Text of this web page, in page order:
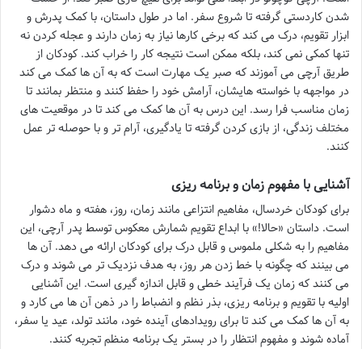
شدن کاردستی گرفته تا شروع سفر. اما در طول داستان، با کمک پدرش و
ابزار تقویم، درک می کند که برخی کارها نیاز به زمان دارند و عجله کردن نه
تنها کمکی نمی کند، بلکه ممکن است نتیجه کار را خراب کند. کودکان از
طریق آرچی می آموزند که صبر یک مهارت است که به آن ها کمک می کند
در مواجهه با خواسته هایشان، آرامش خود را حفظ کنند و منتظر بمانند تا
زمان مناسب فرا رسد. این درس به آن ها کمک می کند تا در موقعیت های
مختلف زندگی، از بازی کردن گرفته تا یادگیری، آرام تر و با حوصله تر عمل
کنند.
آشنایی با مفهوم زمان و برنامه ریزی
برای کودکان خردسال، مفاهیم انتزاعی مانند زمان، روز، هفته و ماه دشوار
است. داستان «حالا!» با ابداع تقویم شمارش معکوس توسط پدر آرچی، این
مفاهیم را به شکلی ملموس و قابل درک برای کودکان ارائه می دهد. آن ها
می بینند که چگونه با خط زدن هر روز، به هدف نزدیک تر می شوند و درک
می کنند که زمان یک فرآیند خطی و قابل اندازه گیری است. این آشنایی
اولیه با تقویم و برنامه ریزی، بذر نظم و انضباط را در ذهن آن ها می کارد و
به آن ها کمک می کند تا برای رویدادهای آینده خود، مانند تولد، عید یا سفر،
آماده شوند و مفهوم انتظار را در بستر یک برنامه منظم تجربه کنند.